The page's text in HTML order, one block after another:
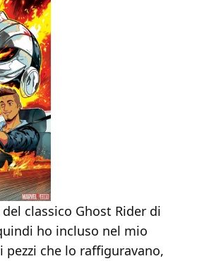
classico Ghost Rider di
ho incluso nel mio
che lo raffiguravano,